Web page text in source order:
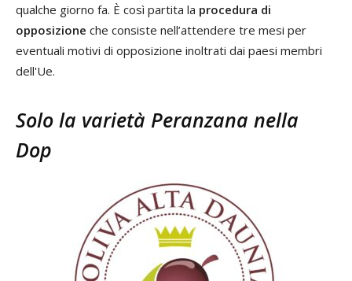
qualche giorno fa. È così partita la procedura di
opposizione che consiste nell’attendere tre mesi per
eventuali motivi di opposizione inoltrati dai paesi membri
dell'Ue.
Solo la varietà Peranzana nella
Dop